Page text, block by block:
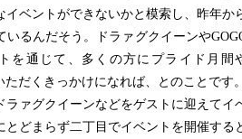
ベントができないかと模索し、昨年か
いるんだそう。ドラァグクイーンや
を通じて、多くの方にプライド月間
だくきっかけになれば、とのことです。
ァグクイーンなどをゲストに迎えてイ
どまらず二丁目でイベントを開催する